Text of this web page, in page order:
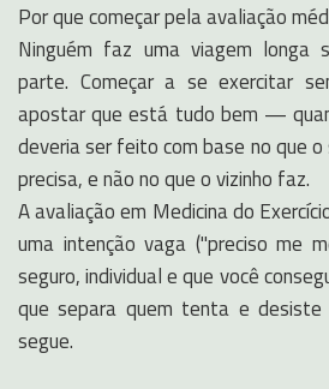
Por que começar pela avaliação
Ninguém faz uma viagem longa
parte. Começar a se exercitar
apostar que está tudo bem —
deveria ser feito com base no que
precisa, e não no que o vizinho faz.
A avaliação em Medicina do
uma intenção vaga ("preciso me
seguro, individual e que você
que separa quem tenta e desiste
segue.